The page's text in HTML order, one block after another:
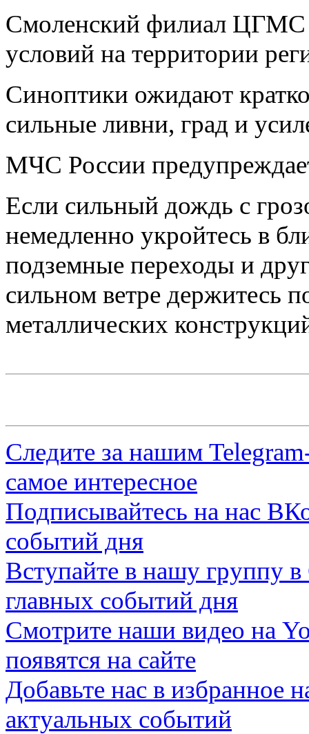
Смоленский филиал ЦГМС
условий на территории
Синоптики ожидают
сильные ливни, град и
МЧС России
Если сильный дождь с
немедленно укройтесь в
подземные переходы и
сильном ветре держитесь
металлических
Следите за нашим
самое интересное
Подписывайтесь на нас
событий дня
Вступайте в нашу группу в
главных событий дня
Смотрите наши видео на
появятся на сайте
Добавьте нас в избранное
актуальных событий